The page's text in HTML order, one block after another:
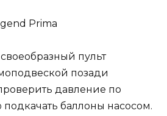
Primа
своеобразный пульт
позади
давление по
баллоны насосом.